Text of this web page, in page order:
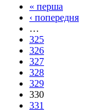
« перша
‹ попередня
…
325
326
327
328
329
330
331